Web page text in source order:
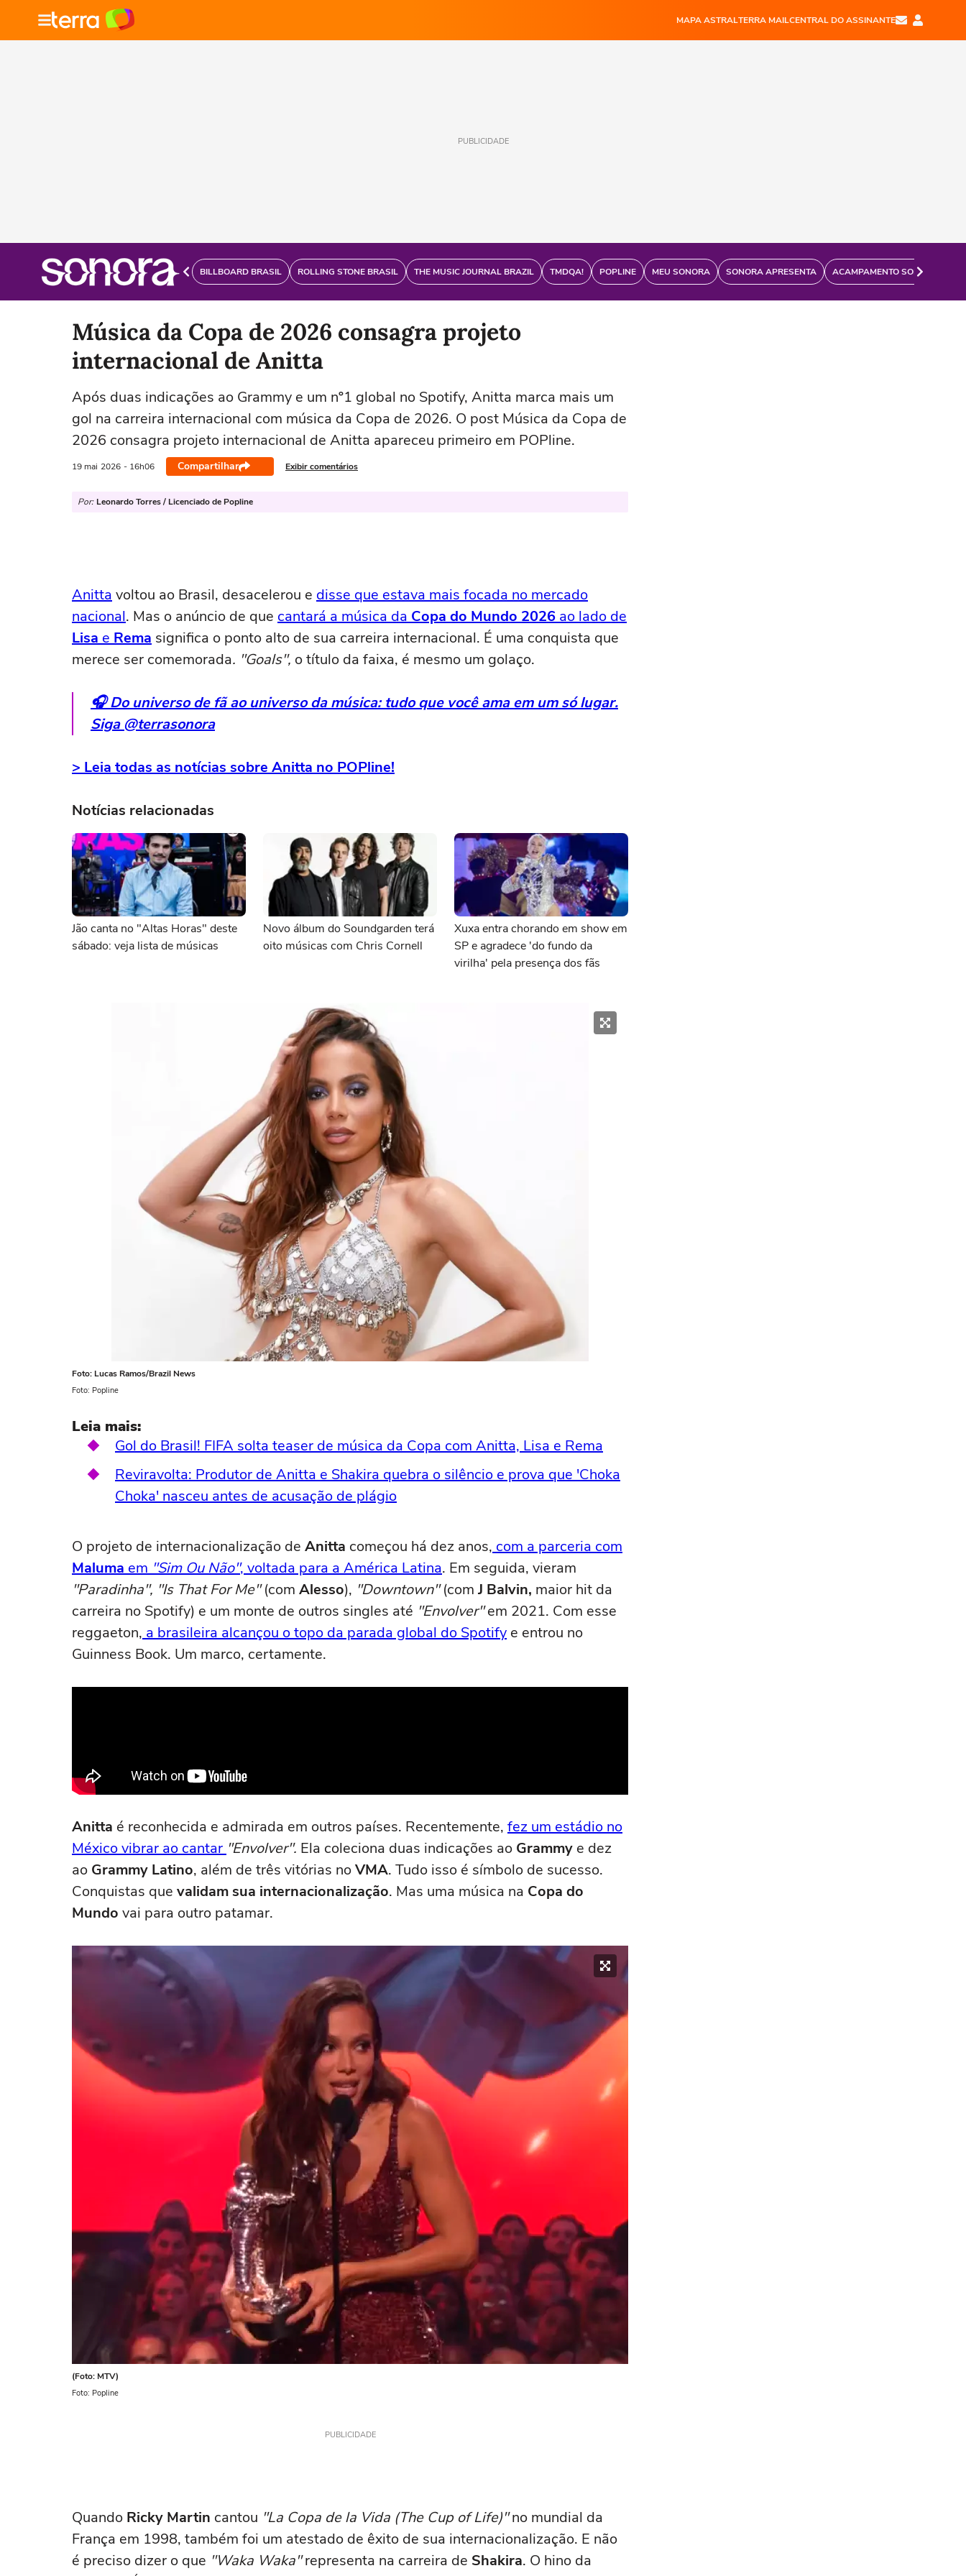
MAPA ASTRALTERRA MAILCENTRAL DO ASSINANTE
PUBLICIDADE
BILLBOARD BRASIL ROLLING STONE BRASIL THE MUSIC JOURNAL BRAZIL TMDQA! POPLINE MEU SONORA SONORA APRESENTA ACAMPAMENTO SONORA
Música da Copa de 2026 consagra projeto
internacional de Anitta
Após duas indicações ao Grammy e um nº1 global no Spotify, Anitta marca mais um
gol na carreira internacional com música da Copa de 2026. O post Música da Copa de
2026 consagra projeto internacional de Anitta apareceu primeiro em POPline.
19 mai 2026 - 16h06 Compartilhar Exibir comentários
Por: Leonardo Torres / Licenciado de Popline
Anitta voltou ao Brasil, desacelerou e disse que estava mais focada no mercado
nacional. Mas o anúncio de que cantará a música da Copa do Mundo 2026 ao lado de
Lisa e Rema significa o ponto alto de sua carreira internacional. É uma conquista que
merece ser comemorada. "Goals", o título da faixa, é mesmo um golaço.
🎧 Do universo de fã ao universo da música: tudo que você ama em um só lugar.
Siga @terrasonora
> Leia todas as notícias sobre Anitta no POPline!
Notícias relacionadas
Jão canta no "Altas Horas" deste
sábado: veja lista de músicas
Novo álbum do Soundgarden terá
oito músicas com Chris Cornell
Xuxa entra chorando em show em
SP e agradece 'do fundo da
virilha' pela presença dos fãs
Foto: Lucas Ramos/Brazil News
Foto: Popline
Leia mais:
Gol do Brasil! FIFA solta teaser de música da Copa com Anitta, Lisa e Rema
Reviravolta: Produtor de Anitta e Shakira quebra o silêncio e prova que 'Choka
Choka' nasceu antes de acusação de plágio
O projeto de internacionalização de Anitta começou há dez anos, com a parceria com
Maluma em "Sim Ou Não", voltada para a América Latina. Em seguida, vieram
"Paradinha", "Is That For Me"(com Alesso), "Downtown"(com J Balvin, maior hit da
carreira no Spotify) e um monte de outros singles até "Envolver"em 2021. Com esse
reggaeton, a brasileira alcançou o topo da parada global do Spotify e entrou no
Guinness Book. Um marco, certamente.
Anitta é reconhecida e admirada em outros países. Recentemente, fez um estádio no
México vibrar ao cantar "Envolver". Ela coleciona duas indicações ao Grammy e dez
ao Grammy Latino, além de três vitórias noVMA. Tudo isso é símbolo de sucesso.
Conquistas que validam sua internacionalização. Mas uma música na Copa do
Mundo vai para outro patamar.
(Foto: MTV)
Foto: Popline
PUBLICIDADE
Quando Ricky Martin cantou "La Copa de la Vida (The Cup of Life)"no mundial da
França em 1998, também foi um atestado de êxito de sua internacionalização. E não
é preciso dizer o que "Waka Waka"representa na carreira de Shakira. O hino da